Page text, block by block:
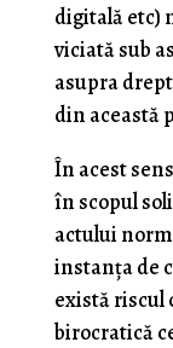
digitală etc)
viciată sub
asupra
din această
În acest
în scopul
actului
instanţa de
există riscul
birocratică